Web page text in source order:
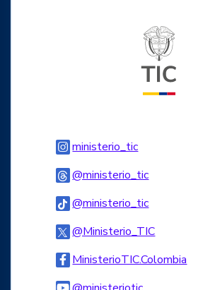
ministerio_ticLogo Instagram
@ministerio_ticLogo Threads
@ministerio_ticLogo Tiktok
@Ministerio_TICLogo Twitter
MinisterioTIC.Colombia
Logo Youtube